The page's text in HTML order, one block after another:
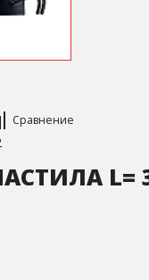
Сравнение
L=